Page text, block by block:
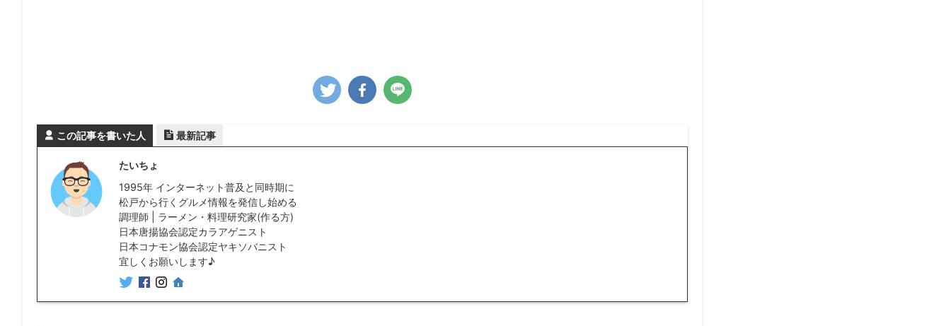
この記事を書いた人 最新記事
たいちょ
1995年 インターネット普及と同時期に
松戸から行くグルメ情報を発信し始める
調理師 | ラーメン・料理研究家(作る方)
日本唐揚協会認定カラアゲニスト
日本コナモン協会認定ヤキソバニスト
宜しくお願いします♪